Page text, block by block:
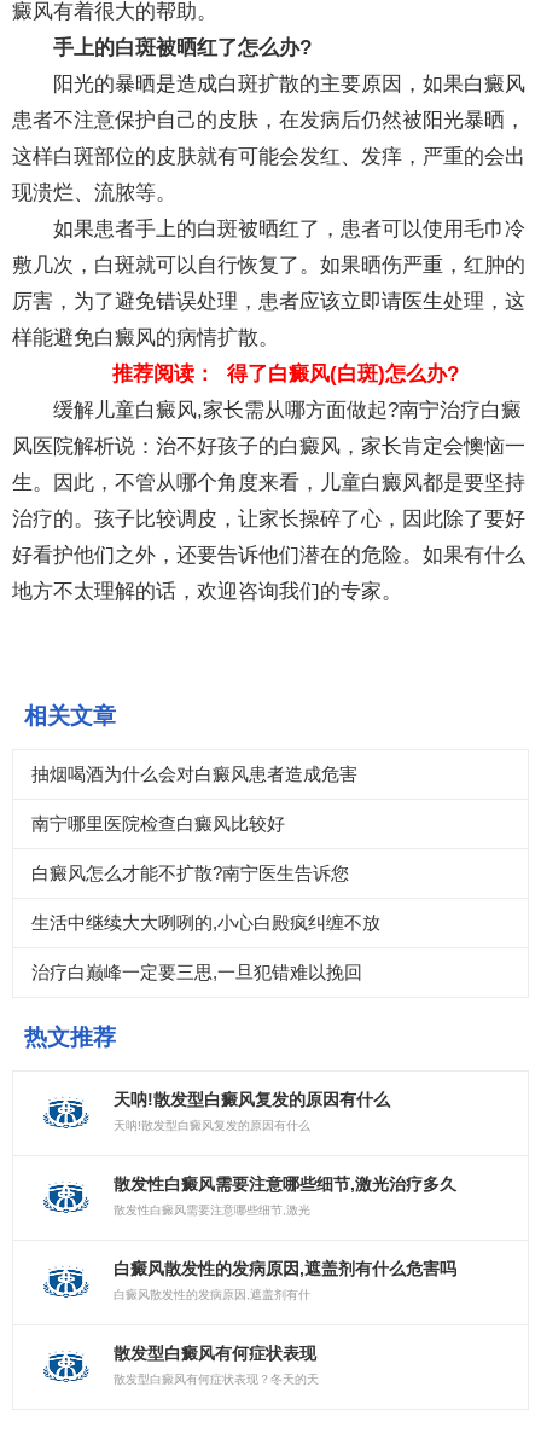
癜风有着很大的帮助。
手上的白斑被晒红了怎么办?
阳光的暴晒是造成白斑扩散的主要原因，如果白癜风
患者不注意保护自己的皮肤，在发病后仍然被阳光暴晒，
这样白斑部位的皮肤就有可能会发红、发痒，严重的会出
现溃烂、流脓等。
如果患者手上的白斑被晒红了，患者可以使用毛巾冷
敷几次，白斑就可以自行恢复了。如果晒伤严重，红肿的
厉害，为了避免错误处理，患者应该立即请医生处理，这
样能避免白癜风的病情扩散。
推荐阅读：
得了白癜风(白斑)怎么办?
缓解儿童白癜风,家长需从哪方面做起?南宁治疗白癜
风医院解析说：治不好孩子的白癜风，家长肯定会懊恼一
生。因此，不管从哪个角度来看，儿童白癜风都是要坚持
治疗的。孩子比较调皮，让家长操碎了心，因此除了要好
好看护他们之外，还要告诉他们潜在的危险。如果有什么
地方不太理解的话，欢迎咨询我们的专家。
相关文章
抽烟喝酒为什么会对白癜风患者造成危害
南宁哪里医院检查白癜风比较好
白癜风怎么才能不扩散?南宁医生告诉您
生活中继续大大咧咧的,小心白殿疯纠缠不放
治疗白巅峰一定要三思,一旦犯错难以挽回
热文推荐
天呐!散发型白癜风复发的原因有什么
天呐!散发型白癜风复发的原因有什么
散发性白癜风需要注意哪些细节,激光治疗多久
散发性白癜风需要注意哪些细节,激光
白癜风散发性的发病原因,遮盖剂有什么危害吗
白癜风散发性的发病原因,遮盖剂有什
散发型白癜风有何症状表现
散发型白癜风有何症状表现？冬天的天